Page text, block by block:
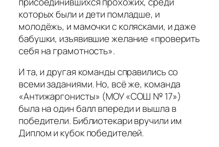
которых были и дети помладше, и
молодёжь, и мамочки с колясками, и даже
бабушки, изъявившие желание «проверить
себя на грамотность».
И та, и другая команды справились со
всеми заданиями. Но, всё же, команда
«Антижаргонисты» (МОУ «СОШ № 17»)
была на один балл впереди и вышла в
победители. Библиотекари вручили им
Диплом и кубок победителей.